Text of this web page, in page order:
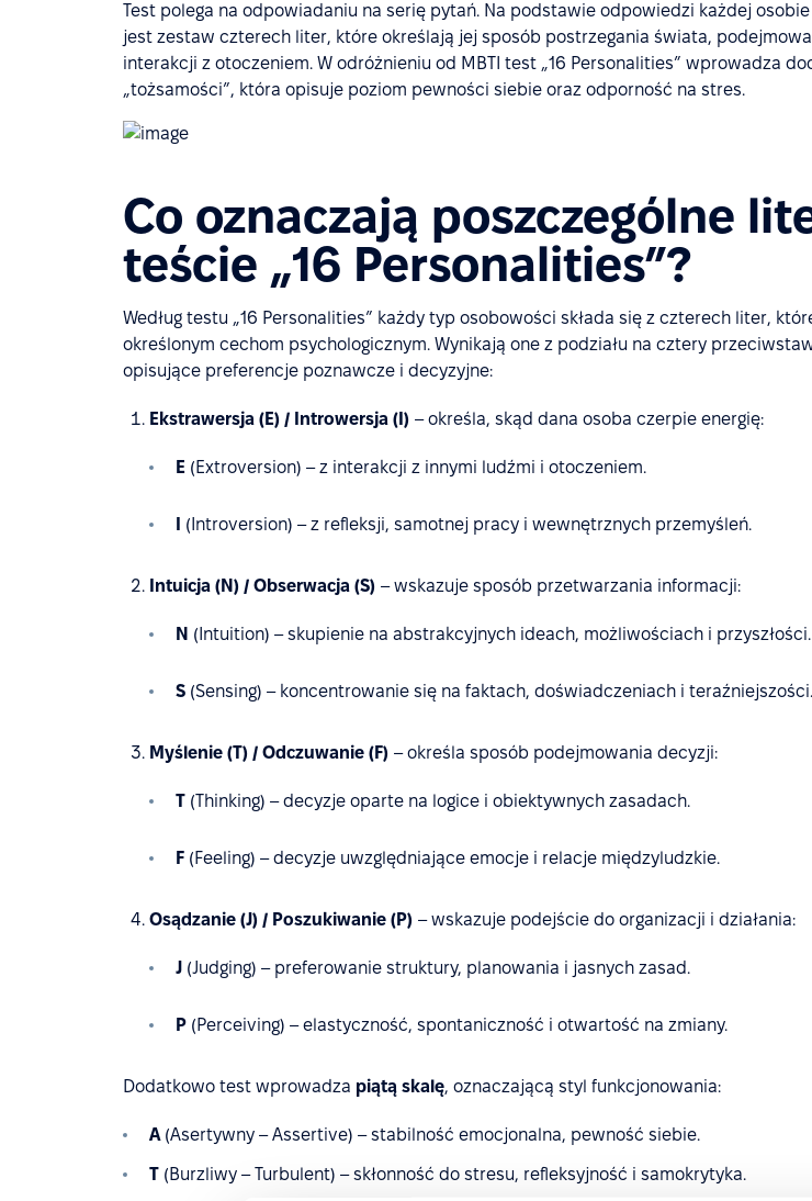
Test polega na odpowiadaniu na serię pytań. Na podstawie odpowiedzi każdej
jest zestaw czterech liter, które określają jej sposób postrzegania świata,
interakcji z otoczeniem. W odróżnieniu od MBTI test „16 Personalities” wprowadza
„tożsamości”, która opisuje poziom pewności siebie oraz odporność na stres.
Co oznaczają poszczególne
teście „16 Personalities”?
Według testu „16 Personalities” każdy typ osobowości składa się z czterech liter,
określonym cechom psychologicznym. Wynikają one z podziału na cztery
opisujące preferencje poznawcze i decyzyjne:
Ekstrawersja (E) / Introwersja (I) – określa, skąd dana osoba czerpie energię:
E (Extroversion) – z interakcji z innymi ludźmi i otoczeniem.
(Introversion) – z refleksji, samotnej pracy i wewnętrznych przemyśleń.
Intuicja (N) / Obserwacja (S) – wskazuje sposób przetwarzania informacji:
N (Intuition) – skupienie na abstrakcyjnych ideach, możliwościach i przyszłości.
S (Sensing) – koncentrowanie się na faktach, doświadczeniach i teraźniejszości.
Myślenie (T) / Odczuwanie (F) – określa sposób podejmowania decyzji:
T (Thinking) – decyzje oparte na logice i obiektywnych zasadach.
F (Feeling) – decyzje uwzględniające emocje i relacje międzyludzkie.
Osądzanie (J) / Poszukiwanie (P) – wskazuje podejście do organizacji i działania:
J (Judging) – preferowanie struktury, planowania i jasnych zasad.
P (Perceiving) – elastyczność, spontaniczność i otwartość na zmiany.
Dodatkowo test wprowadza piątą skalę, oznaczającą styl funkcjonowania:
A (Asertywny – Assertive) – stabilność emocjonalna, pewność siebie.
T (Burzliwy – Turbulent) – skłonność do stresu, refleksyjność i samokrytyka.